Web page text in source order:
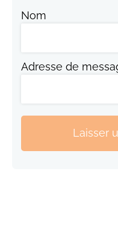
Nom
Adresse de
Laisser